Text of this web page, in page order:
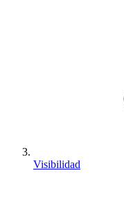
Visibilidad